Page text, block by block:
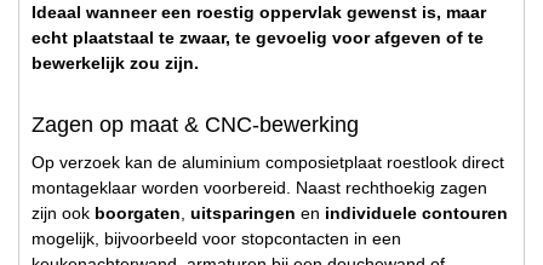
Ideaal wanneer een roestig oppervlak gewenst is, maar
echt plaatstaal te zwaar, te gevoelig voor afgeven of te
bewerkelijk zou zijn.
Zagen op maat & CNC-bewerking
Op verzoek kan de aluminium composietplaat roestlook direct
montageklaar worden voorbereid. Naast rechthoekig zagen
zijn ook boorgaten uitsparingen en individuele contouren
mogelijk, bijvoorbeeld voor stopcontacten in een